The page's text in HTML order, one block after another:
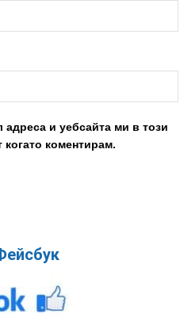
и уебсайта ми в този
коментирам.